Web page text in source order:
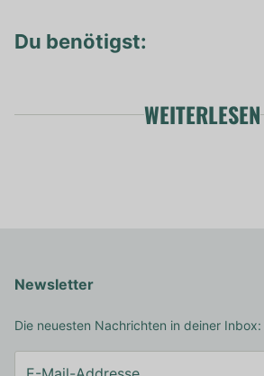
Du benötigst:
WEITERLESEN
Newsletter
Die neuesten Nachrichten in deiner Inbox: